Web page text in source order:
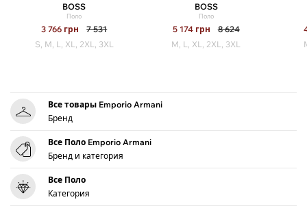
BOSS
Поло
3 766 грн
7 531
S, M, L, XL, 2XL, 3XL
BOSS
Поло
5 174 грн
8 624
M, L, XL, 2XL, 3XL
Все товары Emporio Armani
Бренд
Все Поло Emporio Armani
Бренд и категория
Все Поло
Категория